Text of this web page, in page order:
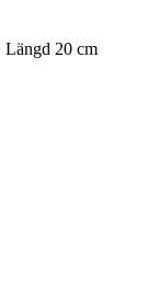
Längd 20 cm